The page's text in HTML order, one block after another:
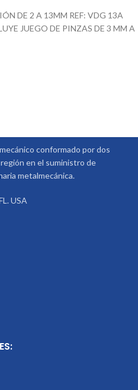
DE 2 A 13MM REF: VDG 13A
JUEGO DE PINZAS DE 3 MM A
conformado por dos
en el suministro de
metalmecánica.
USA